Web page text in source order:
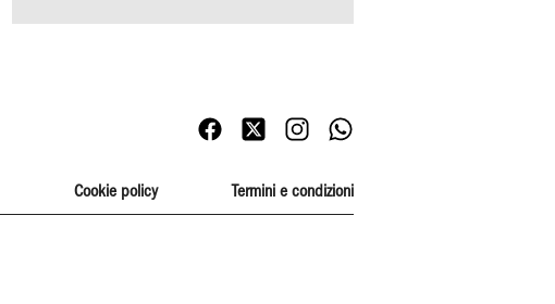
Cookie policy Termini e condizioni